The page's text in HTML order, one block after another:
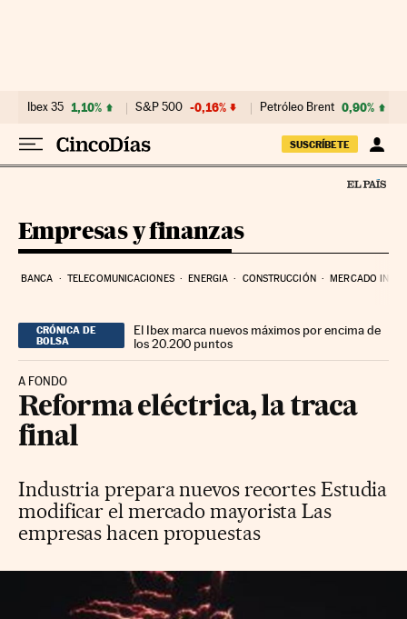
Ibex 35 1,10% S&P 500 -0,16% Petróleo Brent 0,90%
SUSCRÍBETE
Empresas y finanzas
BANCA TELECOMUNICACIONES ENERGIA CONSTRUCCIÓN MERCADO
CRÓNICA DE
BOLSA
El Ibex marca nuevos máximos por encima de
los 20.200 puntos
A FONDO
Reforma eléctrica, la traca
final
Industria prepara nuevos recortes Estudia
modificar el mercado mayorista Las
empresas hacen propuestas